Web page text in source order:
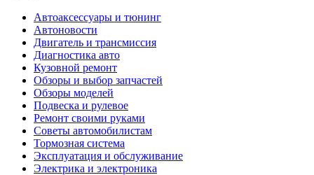
Автоаксессуары и тюнинг
Автоновости
Двигатель и трансмиссия
Диагностика авто
Кузовной ремонт
Обзоры и выбор запчастей
Обзоры моделей
Подвеска и рулевое
Ремонт своими руками
Советы автомобилистам
Тормозная система
Эксплуатация и обслуживание
Электрика и электроника